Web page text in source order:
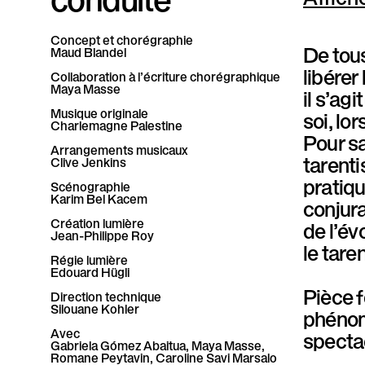
P
a
r
a
l
l
è
l
e
Concept et chorégraphie
Maud Blandel
Collaboration à l’écriture chorégraphique
Maya Masse
Musique originale
Charlemagne Palestine
Arrangements musicaux
Clive Jenkins
Scénographie
Karim Bel Kacem
Création lumière
Jean-Philippe Roy
Régie lumière
Edouard Hügli
Direction technique
Silouane Kohler
Avec
Gabriela Gómez Abaitua, Maya Masse,
Romane Peytavin, Caroline Savi Marsalo
De
libérer
il
soi,
Pour
de
le
Pièce